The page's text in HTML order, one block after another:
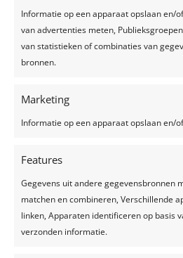
Informatie op een apparaat opslaan en/
van advertenties meten,
van statistieken of combinaties van
bronnen.
Marketing
Informatie op een apparaat opslaan en/
Features
Gegevens uit andere gegevensbronnen
matchen en combineren, Verschillende
linken, Apparaten identificeren op basis
verzonden informatie.